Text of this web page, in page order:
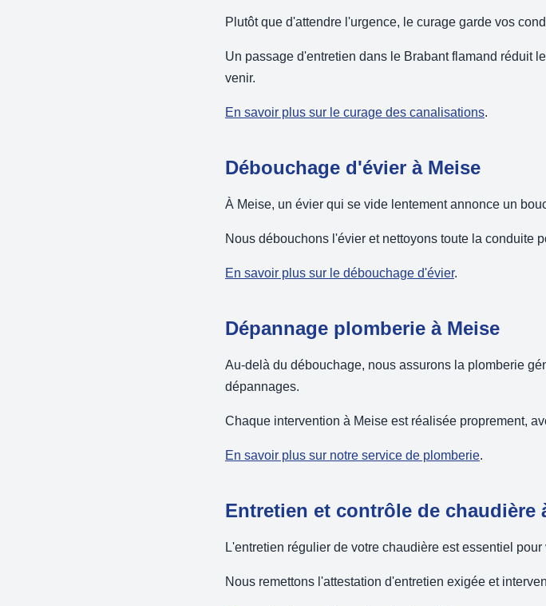
Plutôt que d'attendre l'urgence, le curage garde vos
Un passage d'entretien dans le Brabant flamand réduit
venir.
En savoir plus sur le curage des canalisations.
Débouchage d'évier à Meise
À Meise, un évier qui se vide lentement annonce un
Nous débouchons l'évier et nettoyons toute la conduite
En savoir plus sur le débouchage d'évier.
Dépannage plomberie à Meise
Au-delà du débouchage, nous assurons la plomberie
dépannages.
Chaque intervention à Meise est réalisée proprement,
En savoir plus sur notre service de plomberie.
Entretien et contrôle de chaudière
L'entretien régulier de votre chaudière est essentiel
Nous remettons l'attestation d'entretien exigée et